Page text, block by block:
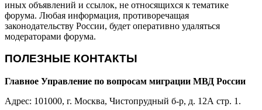
иных объявлений и ссылок, не относящихся к тематике
форума. Любая информация, противоречащая
законодательству России, будет оперативно удаляться
модераторами форума.
ПОЛЕЗНЫЕ КОНТАКТЫ
Главное Управление по вопросам миграции МВД России
Адрес: 101000, г. Москва, Чистопрудный б-р, д. 12А стр. 1.